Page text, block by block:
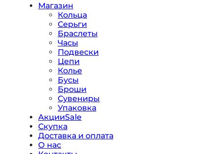
Магазин
Кольца
Серьги
Браслеты
Часы
Подвески
Цепи
Колье
Бусы
Броши
Сувениры
Упаковка
АкцииSale
Скупка
Доставка и оплата
О нас